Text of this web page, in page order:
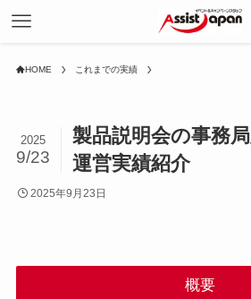
HOME これまでの実績
製品説明会の事務
運営実績紹介
2025
9/23
2025年9月23日
概要